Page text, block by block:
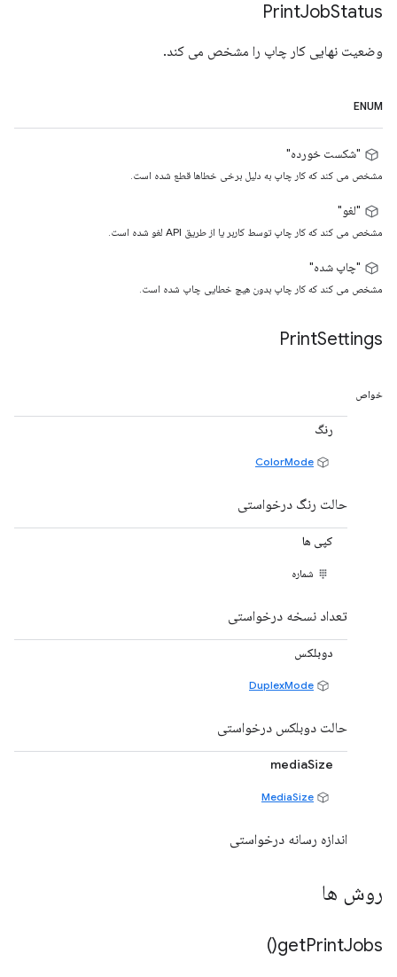
PrintJobStatus
وضعیت نهایی کار چاپ را مشخص می کند.
ENUM
"شکست خورده"
مشخص می کند که کار چاپ به دلیل برخی خطاها قطع شده است.
"لغو"
مشخص می کند که کار چاپ توسط کاربر یا از طریق API لغو شده است.
"چاپ شده"
مشخص می کند که کار چاپ بدون هیچ خطایی چاپ شده است.
PrintSettings
خواص
رنگ
ColorMode
حالت رنگ درخواستی
کپی ها
شماره
تعداد نسخه درخواستی
دوبلکس
DuplexMode
حالت دوبلکس درخواستی
mediaSize
MediaSize
اندازه رسانه درخواستی
روش ها
getPrintJobs(
)